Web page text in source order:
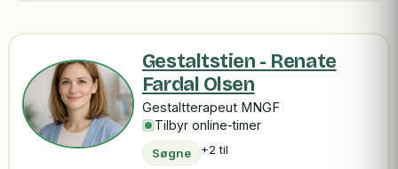
Gestaltstien - Renate
Fardal Olsen
Gestaltterapeut MNGF
Tilbyr online-timer
Søgne +2 til